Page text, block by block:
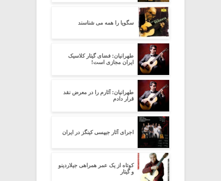
سگویا را همه می شناسند
طهرانیان: فضای گیتار کلاسیک
ایران مجازی است!
طهرانیان: آثارم را در معرض نقد
قرار دادم
اجرای آثار جیپسی کینگز در ایران
کوتاه از یک عمر همراهی جیلاردینو
و گیتار